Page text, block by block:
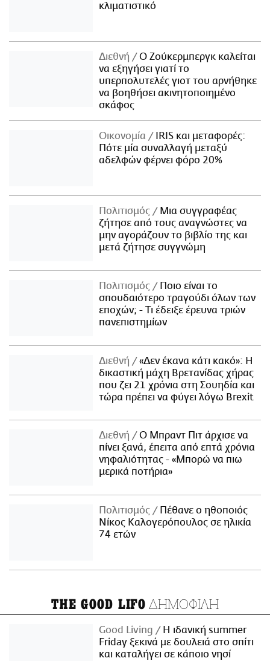
κλιματιστικό
Διεθνή
Ο Ζούκερμπεργκ καλείται
να εξηγήσει γιατί το
υπερπολυτελές γιοτ του αρνήθηκε
να βοηθήσει ακινητοποιημένο
σκάφος
Οικονομία
IRIS και μεταφορές:
Πότε μία συναλλαγή μεταξύ
αδελφών φέρνει φόρο 20%
Πολιτισμός
Μια συγγραφέας
ζήτησε από τους αναγνώστες να
μην αγοράζουν το βιβλίο της και
μετά ζήτησε συγγνώμη
Πολιτισμός
Ποιο είναι το
σπουδαιότερο τραγούδι όλων των
εποχών; - Τι έδειξε έρευνα τριών
πανεπιστημίων
Διεθνή
«Δεν έκανα κάτι κακό»: Η
δικαστική μάχη Βρετανίδας χήρας
που ζει 21 χρόνια στη Σουηδία και
τώρα πρέπει να φύγει λόγω Brexit
Διεθνή
Ο Μπραντ Πιτ άρχισε να
πίνει ξανά, έπειτα από επτά χρόνια
νηφαλιότητας - «Μπορώ να πιω
μερικά ποτήρια»
Πολιτισμός
Πέθανε ο ηθοποιός
Νίκος Καλογερόπουλος σε ηλικία
74 ετών
THE GOOD LIFO ΔΗΜΟΦΙΛΗ
Good Living
Η ιδανική summer
Friday ξεκινά με δουλειά στο σπίτι
και καταλήγει σε κάποιο νησί